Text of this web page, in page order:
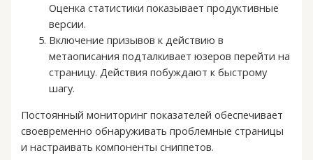
Оценка статистики показывает продуктивные
версии.
Включение призывов к действию в
метаописания подталкивает юзеров перейти на
страницу. Действия побуждают к быстрому
шагу.
Постоянный мониторинг показателей обеспечивает
своевременно обнаруживать проблемные страницы
и настраивать компоненты сниппетов.